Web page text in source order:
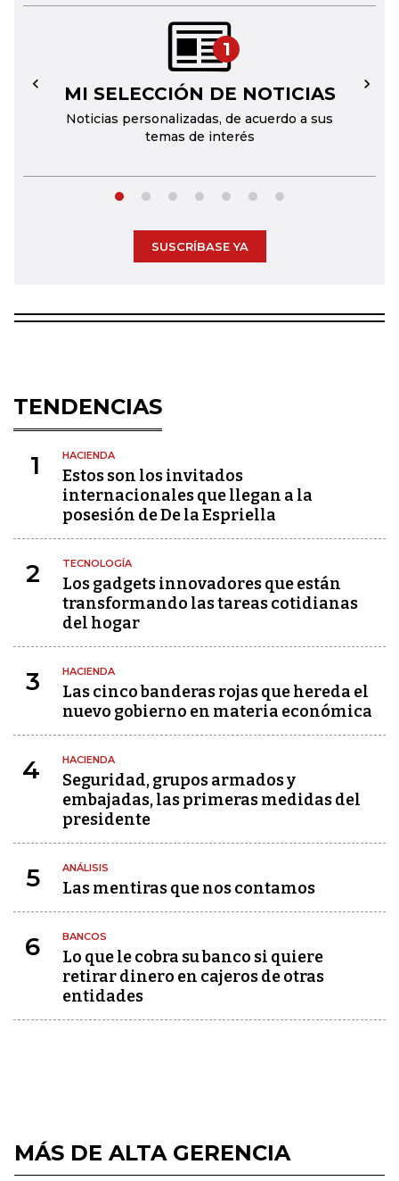
1
MI SELECCIÓN DE NOTICIAS
Noticias personalizadas, de acuerdo a sus
temas de interés
← →
SUSCRÍBASE YA
TENDENCIAS
1 HACIENDA
Estos son los invitados
internacionales que llegan a la
posesión de De la Espriella
2 TECNOLOGÍA
Los gadgets innovadores que están
transformando las tareas cotidianas
del hogar
3 HACIENDA
Las cinco banderas rojas que hereda el
nuevo gobierno en materia económica
4 HACIENDA
Seguridad, grupos armados y
embajadas, las primeras medidas del
presidente
5 ANÁLISIS
Las mentiras que nos contamos
6 BANCOS
Lo que le cobra su banco si quiere
retirar dinero en cajeros de otras
entidades
MÁS DE ALTA GERENCIA